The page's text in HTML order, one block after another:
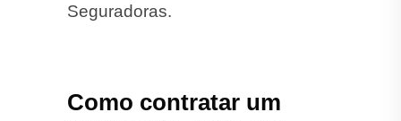
Seguradoras.
Como contratar um